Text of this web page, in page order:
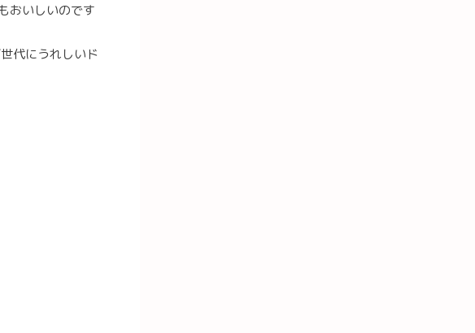
おいしいのです
代にうれしいド